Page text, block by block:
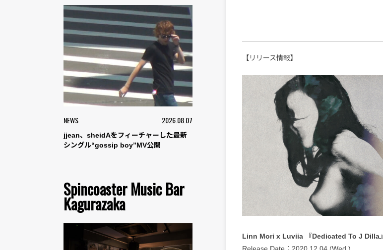
NEWS 2026.08.07
jjean、sheidAをフィーチャーした最新
シングル“gossip boy”MV公開
Spincoaster Music Bar
Kagurazaka
【リリース情報】
Linn Mori x Luviia 『Dedicated To J Dilla』